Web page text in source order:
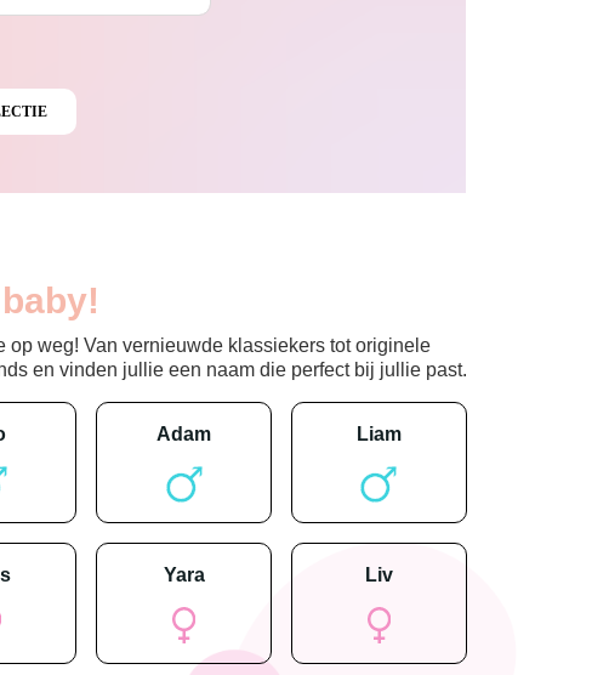
weg! Van vernieuwde klassiekers tot originele
en vinden jullie een naam die perfect bij jullie past.
adam liam
yara liv